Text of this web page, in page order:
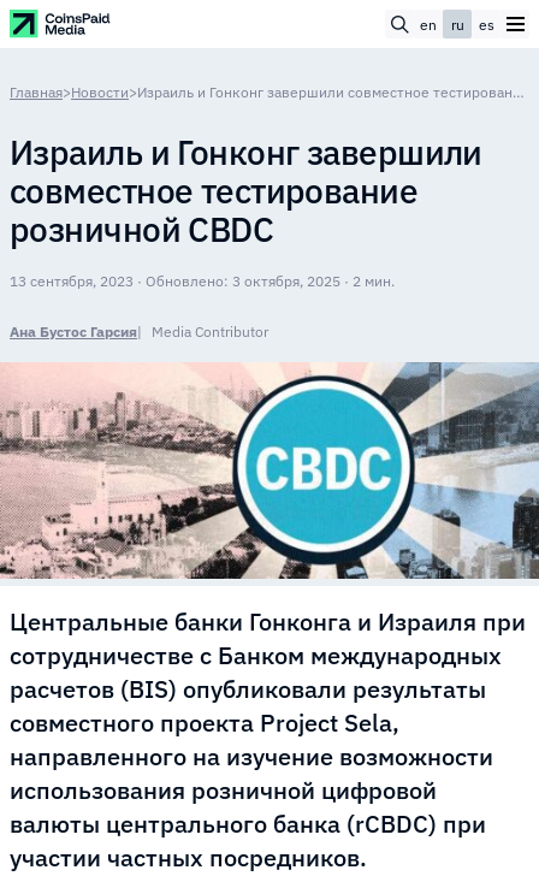
en ru es
Главная>Новости> Израиль и Гонконг завершили совместное тестирование розничной CBDC
Израиль и Гонконг завершили
совместное тестирование
розничной CBDC
13 сентября, 2023 · Обновлено: 3 октября, 2025 · 2 мин.
Ана Бустос Гарсия Media Contributor
Центральные банки Гонконга и Израиля при
сотрудничестве с Банком международных
расчетов (BIS) опубликовали результаты
совместного проекта Project Sela,
направленного на изучение возможности
использования розничной цифровой
валюты центрального банка (rCBDC) при
участии частных посредников.